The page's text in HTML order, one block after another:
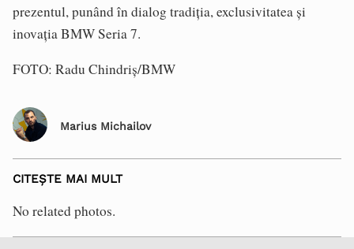
prezentul, punând în dialog tradiția, exclusivitatea și
inovația BMW Seria 7.
FOTO: Radu Chindriș/BMW
Marius Michailov
CITEȘTE MAI MULT
No related photos.